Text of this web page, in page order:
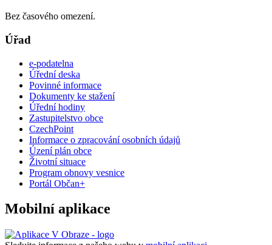
Bez časového omezení.
Úřad
e-podatelna
Úřední deska
Povinné informace
Dokumenty ke stažení
Úřední hodiny
Zastupitelstvo obce
CzechPoint
Informace o zpracování osobních údajů
Úzení plán obce
Životní situace
Program obnovy vesnice
Portál Občan+
Mobilní aplikace